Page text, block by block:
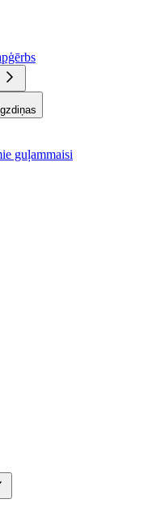
guļammaisi